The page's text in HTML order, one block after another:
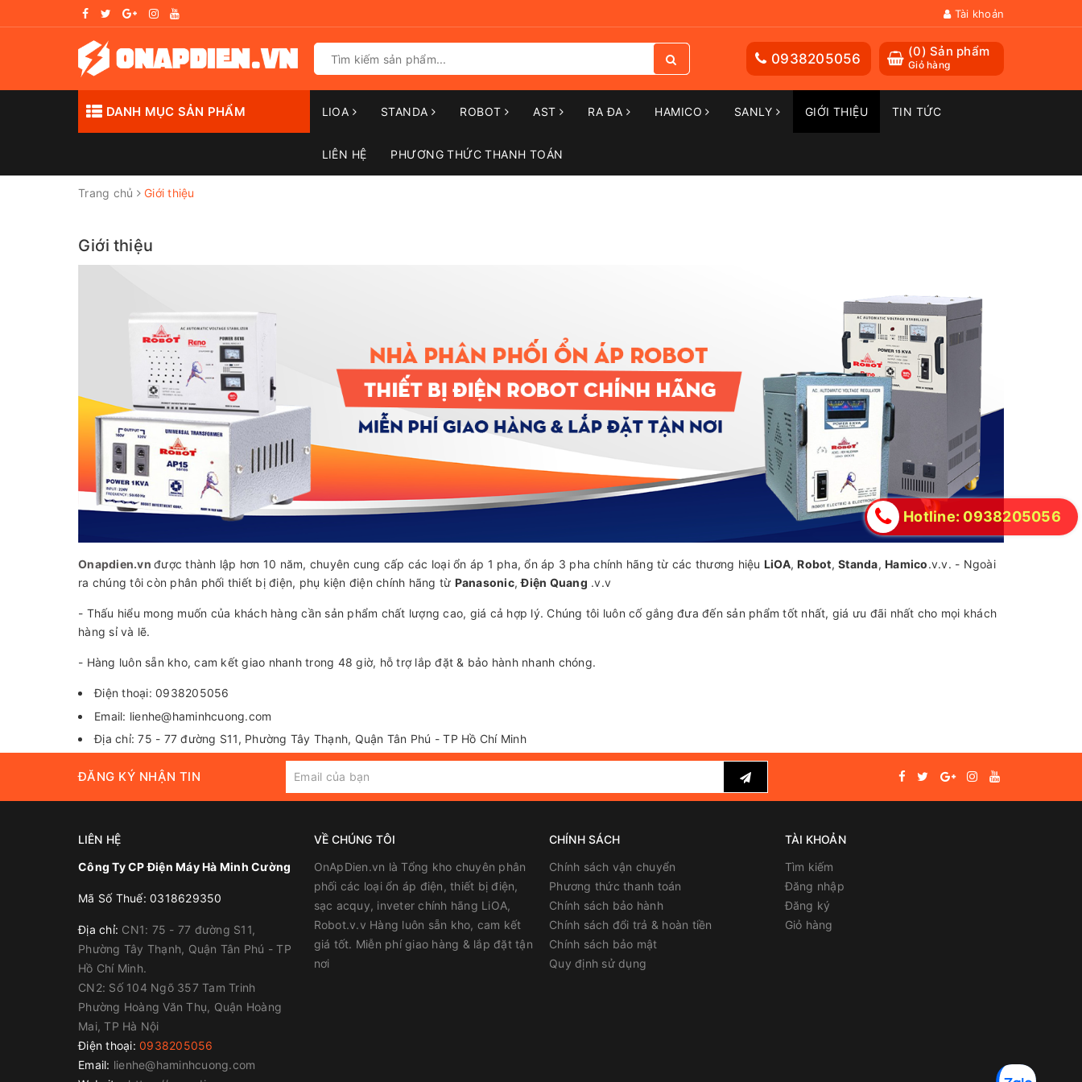
Tài khoản
(0) Sản phẩm
Giỏ hàng
0938205056
DANH MỤC SẢN PHẨM LIOA STANDA ROBOT AST RA ĐA HAMICO SANLY GIỚI THIỆU TIN TỨC
LIÊN HỆ PHƯƠNG THỨC THANH TOÁN
Trang chủ Giới thiệu
Giới thiệu
Onapdien.vn được thành lập hơn 10 năm, chuyên cung cấp các loại ổn áp 1 pha, ổn áp 3 pha chính hãng từ các thương hiệu LiOA,Robot, Standa, Hamico.v.v. - Ngoài
ra chúng tôi còn phân phối thiết bị điện, phụ kiện điện chính hãng từ Panasonic,Điện Quang .v.v
- Thấu hiểu mong muốn của khách hàng cần sản phẩm chất lượng cao, giá cả hợp lý. Chúng tôi luôn cố gắng đưa đến sản phẩm tốt nhất, giá ưu đãi nhất cho mọi khách
hàng sỉ và lẽ.
- Hàng luôn sẵn kho, cam kết giao nhanh trong 48 giờ, hỗ trợ lắp đặt & bảo hành nhanh chóng.
Điện thoại: 0938205056
Email: lienhe@haminhcuong.com
Địa chỉ: 75 - 77 đường S11, Phường Tây Thạnh, Quận Tân Phú - TP Hồ Chí Minh
ĐĂNG KÝ NHẬN TIN
LIÊN HỆ
Công Ty CP Điện Máy Hà Minh Cường
Mã Số Thuế: 0318629350
Địa chỉ: CN1: 75 - 77 đường S11,
Phường Tây Thạnh, Quận Tân Phú - TP
Hồ Chí Minh.
CN2: Số 104 Ngõ 357 Tam Trinh
Phường Hoàng Văn Thụ, Quận Hoàng
Mai, TP Hà Nội
Điện thoại: 0938205056
Email: lienhe@haminhcuong.com
VỀ CHÚNG TÔI
OnApDien.vn là Tổng kho chuyên phân
phối các loại ổn áp điện, thiết bị điện,
sạc acquy, inveter chính hãng LiOA,
Robot.v.v Hàng luôn sẵn kho, cam kết
giá tốt. Miễn phí giao hàng & lắp đặt tận
nơi
CHÍNH SÁCH
Chính sách vận chuyển
Phương thức thanh toán
Chính sách bảo hành
Chính sách đổi trả & hoàn tiền
Chính sách bảo mật
Quy định sử dụng
TÀI KHOẢN
Tìm kiếm
Đăng nhập
Đăng ký
Giỏ hàng
Hotline: 0938205056